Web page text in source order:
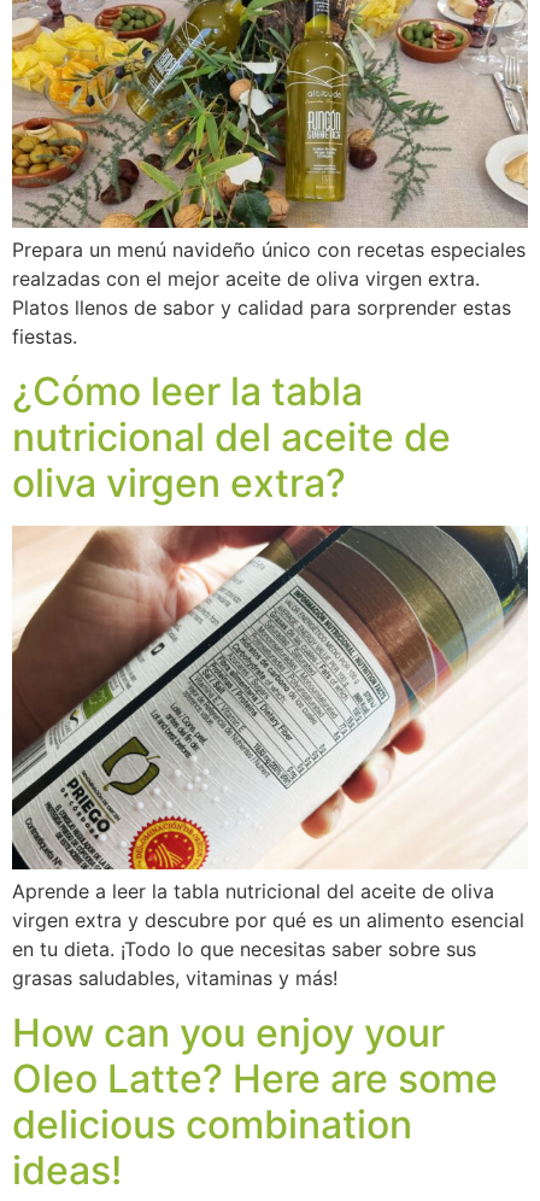
Prepara un menú navideño único con recetas especiales
realzadas con el mejor aceite de oliva virgen extra.
Platos llenos de sabor y calidad para sorprender estas
fiestas.
¿Cómo leer la tabla
nutricional del aceite de
oliva virgen extra?
Aprende a leer la tabla nutricional del aceite de oliva
virgen extra y descubre por qué es un alimento esencial
en tu dieta. ¡Todo lo que necesitas saber sobre sus
grasas saludables, vitaminas y más!
How can you enjoy your
Oleo Latte? Here are some
delicious combination
ideas!